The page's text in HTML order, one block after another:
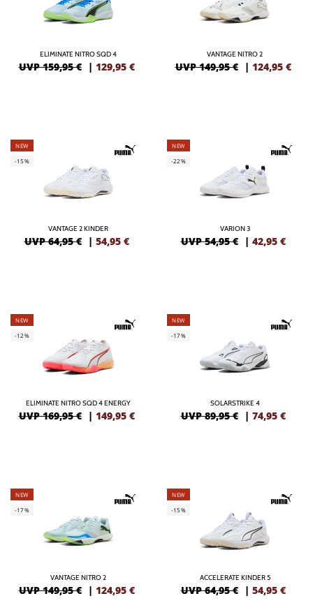
ELIMINATE NITRO SQD 4
UVP 159,95 € | 129,95 €
VANTAGE NITRO 2
UVP 149,95 € | 124,95 €
NEW
-15%
VANTAGE 2 KINDER
UVP 64,95 € | 54,95 €
NEW
-22%
VARION 3
UVP 54,95 € | 42,95 €
NEW
-12%
ELIMINATE NITRO SQD 4 ENERGY
UVP 169,95 € | 149,95 €
NEW
-17%
SOLARSTRIKE 4
UVP 89,95 € | 74,95 €
NEW
-17%
VANTAGE NITRO 2
UVP 149,95 € | 124,95 €
NEW
-15%
ACCELERATE KINDER 5
UVP 64,95 € | 54,95 €